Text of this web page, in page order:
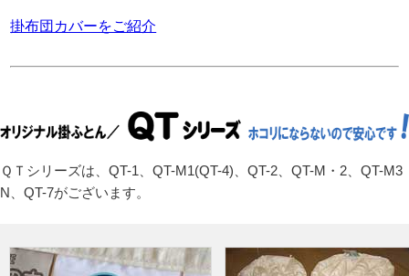
掛布団カバーをご紹介
ＱＴシリーズは、QT-1、QT-M1(QT-4)、QT-2、QT-M・2、QT-M3
N、QT-7がございます。